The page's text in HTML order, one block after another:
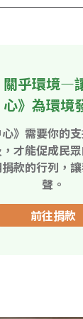
關乎環境—
心》為環境
心》需要你的
才能促成民
款的行列，
聲。
前往捐款